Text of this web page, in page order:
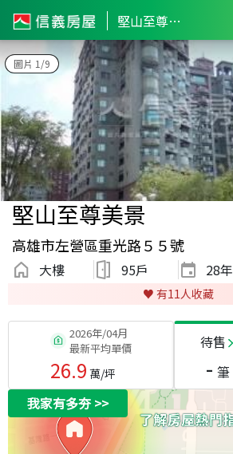
堅山至尊美景
圖片 1/9
堅山至尊美景
高雄市左營區重光路５５號
大樓 95戶 28年
♥️ 有11 人收藏
2026年/04月
最新平均單價
26.9 萬/坪
待售
- 筆
我家有多夯>>